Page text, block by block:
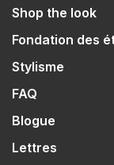
Shop the look
Fondation des
Stylisme
FAQ
Blogue
Lettres